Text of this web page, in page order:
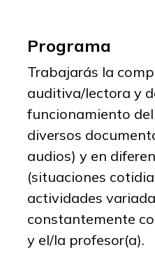
Programa
Trabajarás la
auditiva/lectora y
funcionamiento
diversos
audios) y en
(situaciones
actividades
constantemente
y el/la profesor(a).